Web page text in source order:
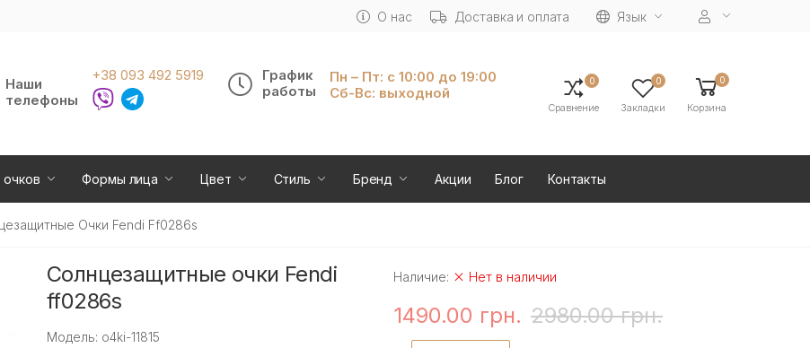
О нас Доставка и оплата Язык
Наши
телефоны
+38 093 492 5919
График
работы
Пн – Пт: с 10:00 до 19:00
Сб-Вс: выходной
0
Сравнение
0
Закладки
0
Корзина
Формы лица Цвет Стиль Бренд Акции Блог Контакты
Очки Fendi Ff0286s
Солнцезащитные очки Fendi
ff0286s
Модель: o4ki-11815
Наличие: Нет в наличии
1490.00 грн. 2980.00 грн.